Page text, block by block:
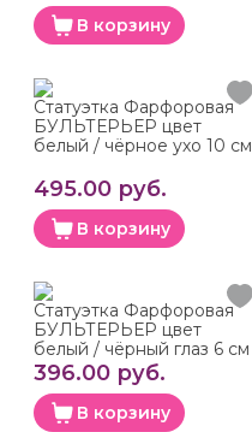
В корзину
Статуэтка Фарфоровая
БУЛЬТЕРЬЕР цвет
белый / чёрное ухо 10 см
495.00 руб.
В корзину
Статуэтка Фарфоровая
БУЛЬТЕРЬЕР цвет
белый / чёрный глаз 6 см
396.00 руб.
В корзину